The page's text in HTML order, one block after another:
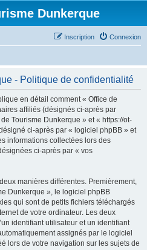
Dunkerque
Connexion
Inscription
- Politique de confidentialité
en détail comment « Office de
affiliés (désignés ci-après par
Tourisme Dunkerque » et « https://ot-
ci-après par « logiciel phpBB » et
informations collectées lors des
ci-après par « vos
manières différentes. Premièrement,
Dunkerque », le logiciel phpBB
qui sont de petits fichiers téléchargés
de votre ordinateur. Les deux
identifiant utilisateur et un identifiant
assignés par le logiciel
lors de votre navigation sur les sujets de